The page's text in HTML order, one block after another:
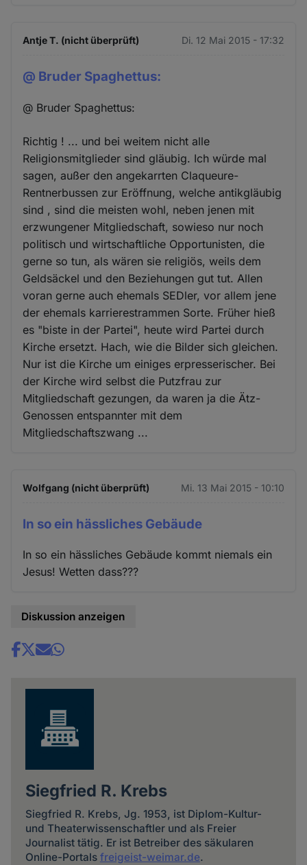
Antje T. (nicht überprüft) Di. 12 Mai 2015 - 17:32
@ Bruder Spaghettus:
@ Bruder Spaghettus:
Richtig ! ... und bei weitem nicht alle
Religionsmitglieder sind gläubig. Ich würde mal
sagen, außer den angekarrten Claqueure-
Rentnerbussen zur Eröffnung, welche antikgläubig
sind , sind die meisten wohl, neben jenen mit
erzwungener Mitgliedschaft, sowieso nur noch
politisch und wirtschaftliche Opportunisten, die
gerne so tun, als wären sie religiös, weils dem
Geldsäckel und den Beziehungen gut tut. Allen
voran gerne auch ehemals SEDler, vor allem jene
der ehemals karrierestrammen Sorte. Früher hieß
es "biste in der Partei", heute wird Partei durch
Kirche ersetzt. Hach, wie die Bilder sich gleichen.
Nur ist die Kirche um einiges erpresserischer. Bei
der Kirche wird selbst die Putzfrau zur
Mitgliedschaft gezungen, da waren ja die Ätz-
Genossen entspannter mit dem
Mitgliedschaftszwang ...
Wolfgang (nicht überprüft) Mi. 13 Mai 2015 - 10:10
In so ein hässliches Gebäude
In so ein hässliches Gebäude kommt niemals ein
Jesus! Wetten dass???
Diskussion anzeigen
Share
Siegfried R. Krebs
Siegfried R. Krebs, Jg. 1953, ist Diplom-Kultur-
und Theaterwissenschaftler und als Freier
Journalist tätig. Er ist Betreiber des säkularen
Online-Portals freigeist-weimar.de.